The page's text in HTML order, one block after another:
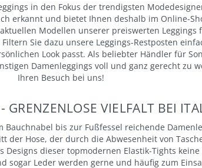
in den Fokus der trendigsten
erkannt und bietet Ihnen deshalb im Online-
Modellen unserer preiswerten
Sie dazu unsere Leggings-Restposten
Look passt. Als beliebter Händler für
Damenleggings voll und ganz gerecht zu
Ihren Besuch bei uns!
GRENZENLOSE VIELFALT BEI
bis zur Fußfessel reichende
der Hose, der durch die Abwesenheit von
dieser topmodernen Elastik-Tights
sogar Leder werden gerne und häufig zum